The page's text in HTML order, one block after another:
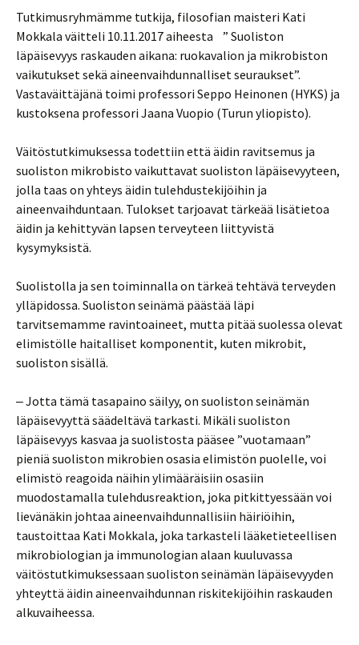
Tutkimusryhmämme tutkija, filosofian maisteri Kati
Mokkala väitteli 10.11.2017 aiheesta ” Suoliston
läpäisevyys raskauden aikana: ruokavalion ja mikrobiston
vaikutukset sekä aineenvaihdunnalliset seuraukset”.
Vastaväittäjänä toimi professori Seppo Heinonen (HYKS) ja
kustoksena professori Jaana Vuopio (Turun yliopisto).
Väitöstutkimuksessa todettiin että äidin ravitsemus ja
suoliston mikrobisto vaikuttavat suoliston läpäisevyyteen,
jolla taas on yhteys äidin tulehdustekijöihin ja
aineenvaihduntaan. Tulokset tarjoavat tärkeää lisätietoa
äidin ja kehittyvän lapsen terveyteen liittyvistä
kysymyksistä.
Suolistolla ja sen toiminnalla on tärkeä tehtävä terveyden
ylläpidossa. Suoliston seinämä päästää läpi
tarvitsemamme ravintoaineet, mutta pitää suolessa olevat
elimistölle haitalliset komponentit, kuten mikrobit,
suoliston sisällä.
‒ Jotta tämä tasapaino säilyy, on suoliston seinämän
läpäisevyyttä säädeltävä tarkasti. Mikäli suoliston
läpäisevyys kasvaa ja suolistosta pääsee ”vuotamaan”
pieniä suoliston mikrobien osasia elimistön puolelle, voi
elimistö reagoida näihin ylimääräisiin osasiin
muodostamalla tulehdusreaktion, joka pitkittyessään voi
lievänäkin johtaa aineenvaihdunnallisiin häiriöihin,
taustoittaa Kati Mokkala, joka tarkasteli lääketieteellisen
mikrobiologian ja immunologian alaan kuuluvassa
väitöstutkimuksessaan suoliston seinämän läpäisevyyden
yhteyttä äidin aineenvaihdunnan riskitekijöihin raskauden
alkuvaiheessa.